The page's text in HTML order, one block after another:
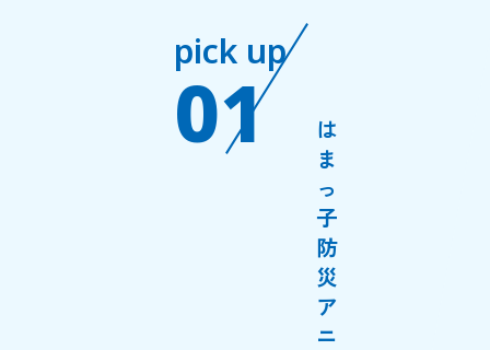
pick up
01
は
ま
っ
子
防
災
ア
ニ